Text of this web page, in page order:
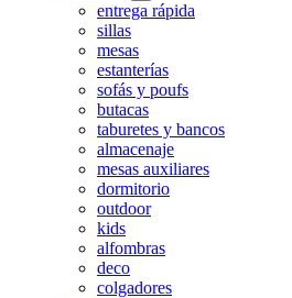
entrega rápida
sillas
mesas
estanterías
sofás y poufs
butacas
taburetes y bancos
almacenaje
mesas auxiliares
dormitorio
outdoor
kids
alfombras
deco
colgadores